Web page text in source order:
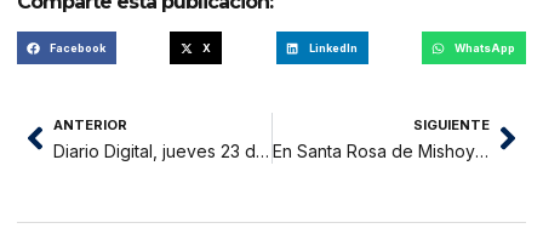
Facebook X LinkedIn WhatsApp
ANTERIOR
Diario Digital, jueves 23 de noviembre 2023
SIGUIENTE
En Santa Rosa de Mishoyo, Tocache: Panetones de pasta de cacao, emprendimiento navideño de una joven madre sanmartinense